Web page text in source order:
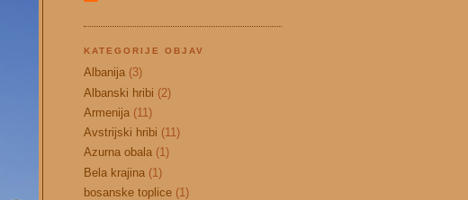
KATEGORIJE OBJAV
Albanija (3)
Albanski hribi (2)
Armenija (11)
Avstrijski hribi (11)
Azurna obala (1)
Bela krajina (1)
bosanske toplice (1)